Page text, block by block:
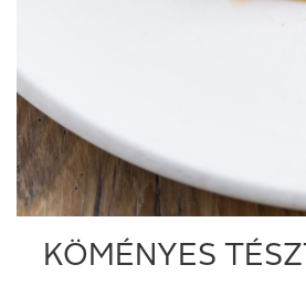
KÖMÉNYES